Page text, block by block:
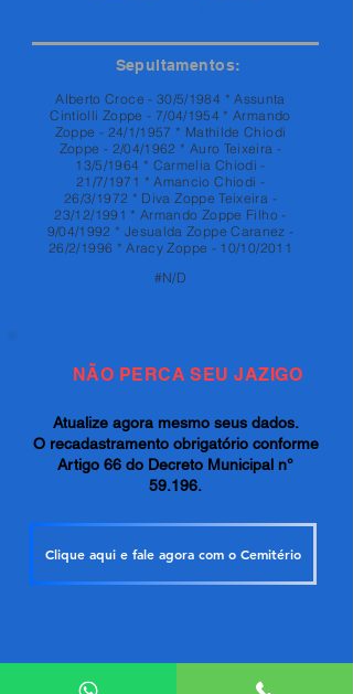
Sepultamentos:
Alberto Croce - 30/5/1984 * Assunta
Cintiolli Zoppe - 7/04/1954 * Armando
Zoppe - 24/1/1957 * Mathilde Chiodi
Zoppe - 2/04/1962 * Auro Teixeira -
13/5/1964 * Carmelia Chiodi -
21/7/1971 * Amancio Chiodi -
26/3/1972 * Diva Zoppe Teixeira -
23/12/1991 * Armando Zoppe Filho -
9/04/1992 * Jesualda Zoppe Caranez -
26/2/1996 * Aracy Zoppe - 10/10/2011
#N/D
NÃO PERCA SEU JAZIGO
Atualize agora mesmo seus dados.
O recadastramento obrigatório conforme
Artigo 66 do Decreto Municipal n°
59.196.
Clique aqui e fale agora com o Cemitério